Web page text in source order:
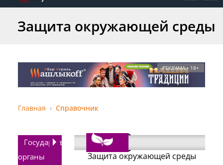
Защита окружающей среды
РЕКЛАМА • 18+
Главная Справочник
Государство,
органы
Защита окружающей среды